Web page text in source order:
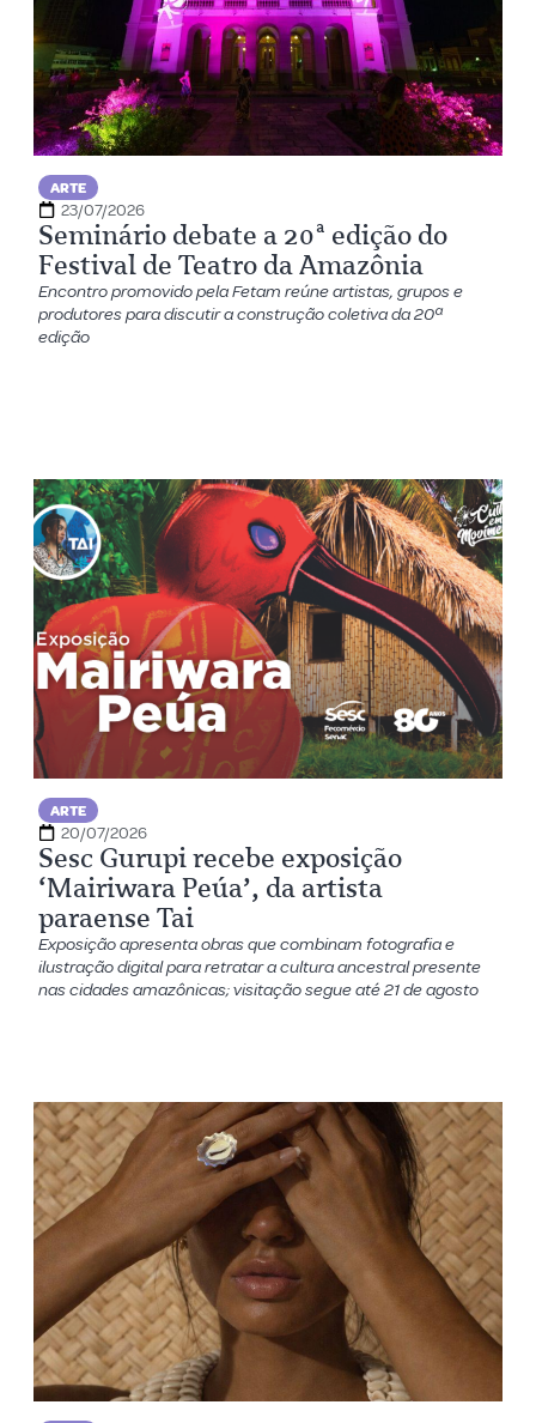
ARTE
23/07/2026
Seminário debate a 20ª edição do
Festival de Teatro da Amazônia
Encontro promovido pela Fetam reúne artistas, grupos e
produtores para discutir a construção coletiva da 20ª
edição
ARTE
20/07/2026
Sesc Gurupi recebe exposição
‘Mairiwara Peúa’, da artista
paraense Tai
Exposição apresenta obras que combinam fotografia e
ilustração digital para retratar a cultura ancestral presente
nas cidades amazônicas; visitação segue até 21 de agosto